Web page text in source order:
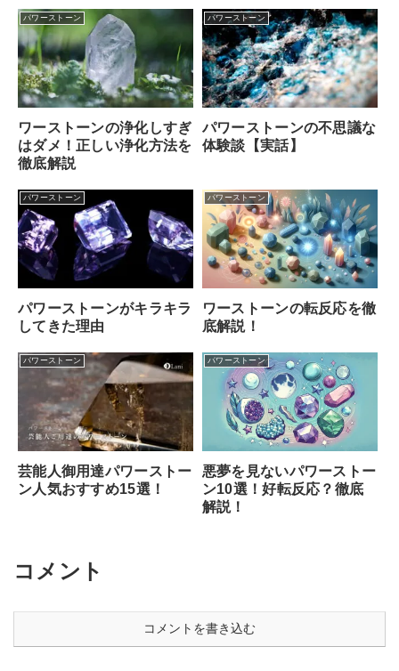
パワーストーン
ワーストーンの浄化しすぎ
はダメ！正しい浄化方法を
徹底解説
パワーストーン
パワーストーンの不思議な
体験談【実話】
パワーストーン
パワーストーンがキラキラ
してきた理由
パワーストーン
ワーストーンの転反応を徹
底解説！
パワーストーン
芸能人御用達パワーストー
ン人気おすすめ15選！
パワーストーン
悪夢を見ないパワーストー
ン10選！好転反応？徹底
解説！
コメント
コメントを書き込む